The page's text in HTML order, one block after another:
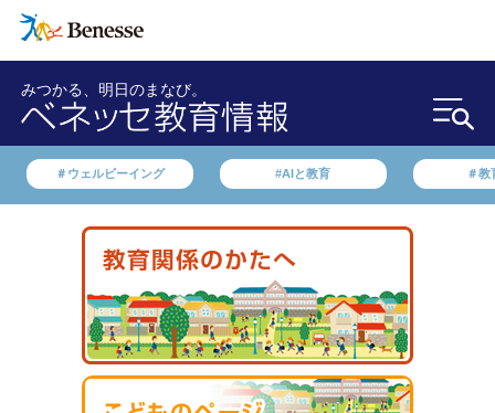
みつかる、明日のまなび。
＃ウェルビーイング #AIと教育 ＃教